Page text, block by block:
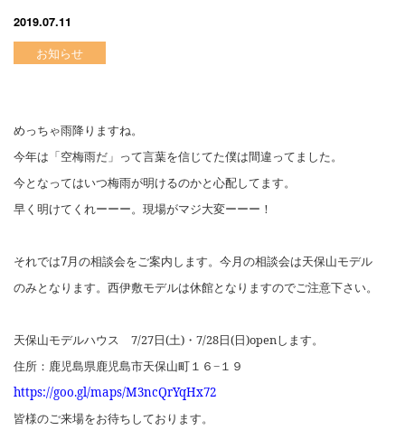
2019.07.11
お知らせ
めっちゃ雨降りますね。
今年は「空梅雨だ」って言葉を信じてた僕は間違ってました。
今となってはいつ梅雨が明けるのかと心配してます。
早く明けてくれーーー。現場がマジ大変ーーー！
それでは7月の相談会をご案内します。今月の相談会は天保山モデル
のみとなります。西伊敷モデルは休館となりますのでご注意下さい。
天保山モデルハウス 7/27日(土) ・ 7/28日(日)openします。
住所：鹿児島県鹿児島市天保山町１６−１９
https://goo.gl/maps/M3ncQrYqHx72
皆様のご来場をお待ちしております。